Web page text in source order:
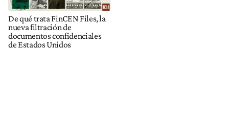
De qué trata FinCEN Files, la
nueva filtración de
documentos confidenciales
de Estados Unidos